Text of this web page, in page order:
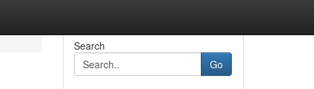
Search
Go